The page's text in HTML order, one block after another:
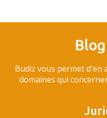
Budiz vous permet d'en
domaines qui